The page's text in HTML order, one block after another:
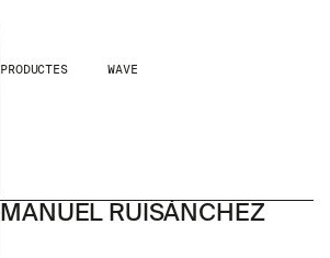
PRODUCTES WAVE
MANUEL RUISÁNCHEZ